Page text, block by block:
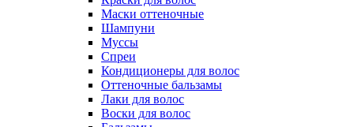
Маски оттеночные
Шампуни
Муссы
Спреи
Кондиционеры для волос
Оттеночные бальзамы
Лаки для волос
Воски для волос